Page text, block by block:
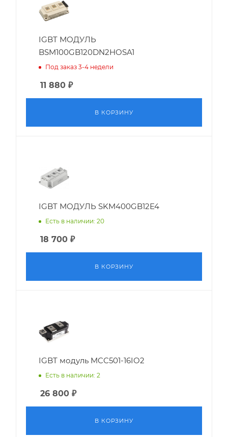
IGBT МОДУЛЬ
BSM100GB120DN2HOSA1
Под заказ 3-4 недели
11 880 ₽
В КОРЗИНУ
IGBT МОДУЛЬ SKM400GB12E4
Есть в наличии: 20
18 700 ₽
В КОРЗИНУ
IGBT модуль MCC501-16IO2
Есть в наличии: 2
26 800 ₽
В КОРЗИНУ